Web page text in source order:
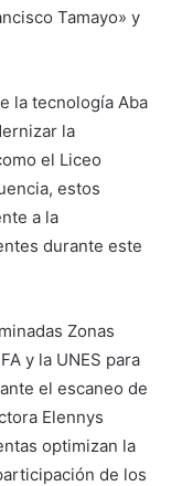
Tamayo» y
la tecnología Aba
la
el Liceo
estos
a la
durante este
Zonas
y la UNES para
el escaneo de
Elennys
optimizan la
de los